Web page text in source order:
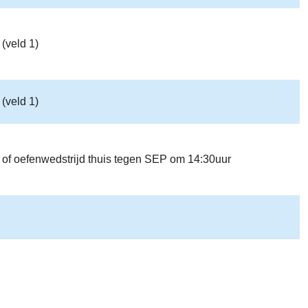
1)
1)
oefenwedstrijd thuis tegen SEP om 14:30uur